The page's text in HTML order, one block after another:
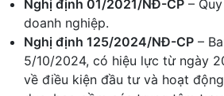
Nghị định 01/2021/NĐ-CP –
doanh nghiệp.
Nghị định 125/2024/NĐ-CP –
5/10/2024, có hiệu lực từ ngày
về điều kiện đầu tư và hoạt